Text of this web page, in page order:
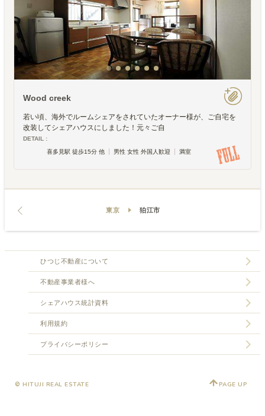
Wood creek
若い頃、海外でルームシェアをされていたオーナー様が、ご自宅を
改装してシェアハウスにしました！元々ご自
DETAIL :
喜多見駅 徒歩15分 他
男性 女性 外国人歓迎 満室
東京 狛江市
ひつじ不動産について
不動産事業者様へ
シェアハウス統計資料
利用規約
プライバシーポリシー
© HITUJI REAL ESTATE PAGE UP